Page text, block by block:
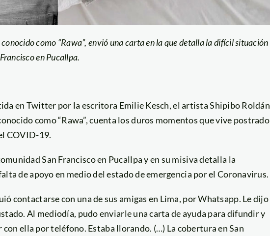
como “Rawa”, envió una carta en la que detalla la difícil situación
en Pucallpa.
en Twitter por la escritora Emilie Kesch, el artista Shipibo Roldán
como “Rawa”, cuenta los duros momentos que vive postrado
COVID-19.
San Francisco en Pucallpa y en su misiva detalla la
de apoyo en medio del estado de emergencia por el Coronavirus.
contactarse con una de sus amigas en Lima, por Whatsapp. Le dijo
Al mediodía, pudo enviarle una carta de ayuda para difundir y
con ella por teléfono. Estaba llorando. (…) La cobertura en San